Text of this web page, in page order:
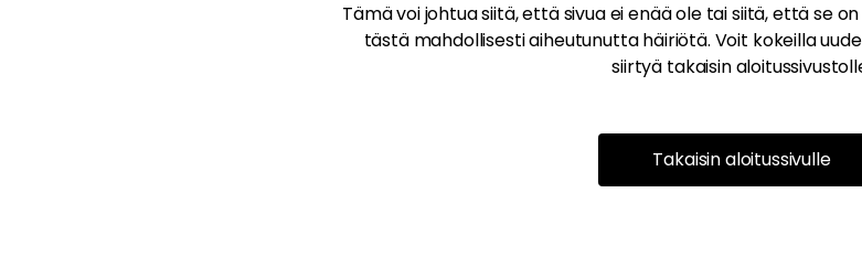
Tämä voi johtua siitä, että sivua ei enää ole tai siitä, että se
tästä mahdollisesti aiheutunutta häiriötä. Voit kokeilla
siirtyä takaisin
Takaisin aloitussivulle